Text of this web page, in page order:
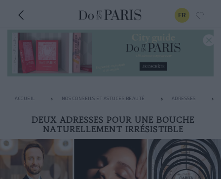
FR
ACCUEIL NOS CONSEILS ET ASTUCES BEAUTÉ ADRESSES
DEUX ADRESSES POUR UNE BOUCHE
NATURELLEMENT IRRÉSISTIBLE